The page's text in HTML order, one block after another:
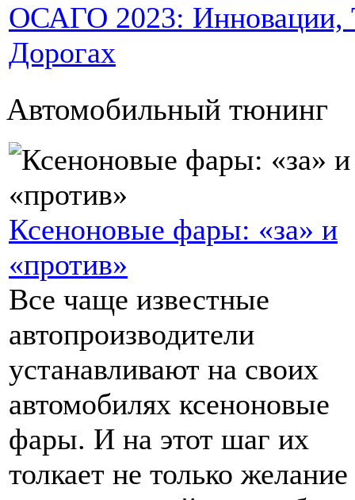
ОСАГО 2023: Инновации,
Дорогах
Автомобильный тюнинг
Ксеноновые фары: «за» и
«против»
Все чаще известные
автопроизводители
устанавливают на своих
автомобилях ксеноновые
фары. И на этот шаг их
толкает не только желание